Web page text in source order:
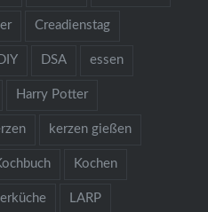
Creadienstag
DIY DSA essen
Harry Potter
kerzen gießen
Kochen
LARP